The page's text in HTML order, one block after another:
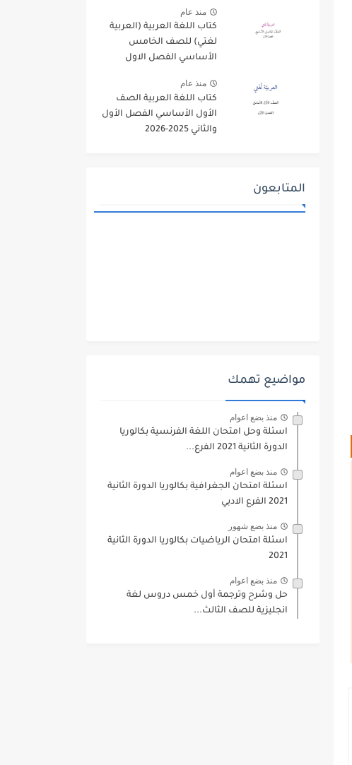
منذ عام
كتاب اللغة العربية (العربية
لغتي) للصف الخامس
الأساسي الفصل الاول
منذ عام
كتاب اللغة العربية الصف
الأول الأساسي الفصل الأول
والثاني 2025-2026
المتابعون
مواضيع تهمك
منذ بضع اعوام
اسئلة وحل امتحان اللغة الفرنسية بكالوريا
الدورة الثانية 2021 الفرع...
منذ بضع اعوام
اسئلة امتحان الجغرافية بكالوريا الدورة الثانية
2021 الفرع الادبي
منذ بضع شهور
اسئلة امتحان الرياضيات بكالوريا الدورة الثانية
2021
منذ بضع اعوام
حل وشرح وترجمة أول خمس دروس لغة
انجليزية للصف الثالث...